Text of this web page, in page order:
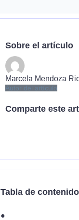
Sobre el artículo
Marcela Mendoza
Autor del artículo
Comparte este
Tabla de
●